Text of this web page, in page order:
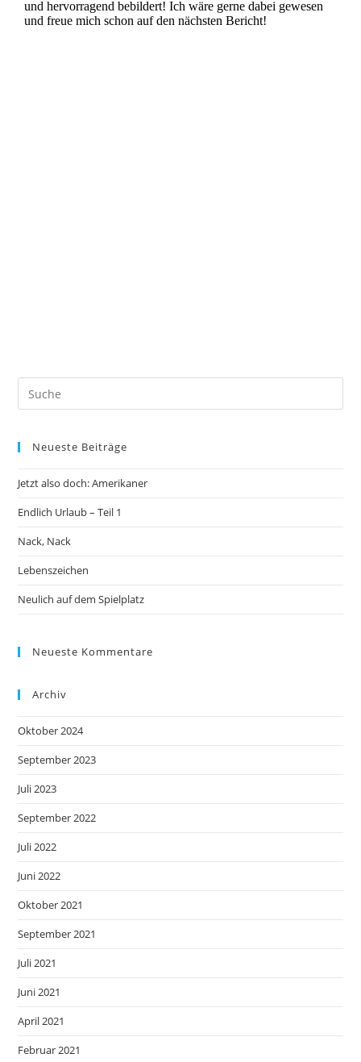
Neueste Beiträge
Jetzt also doch: Amerikaner
Endlich Urlaub – Teil 1
Nack, Nack
Lebenszeichen
Neulich auf dem Spielplatz
Neueste Kommentare
Archiv
Oktober 2024
September 2023
Juli 2023
September 2022
Juli 2022
Juni 2022
Oktober 2021
September 2021
Juli 2021
Juni 2021
April 2021
Februar 2021